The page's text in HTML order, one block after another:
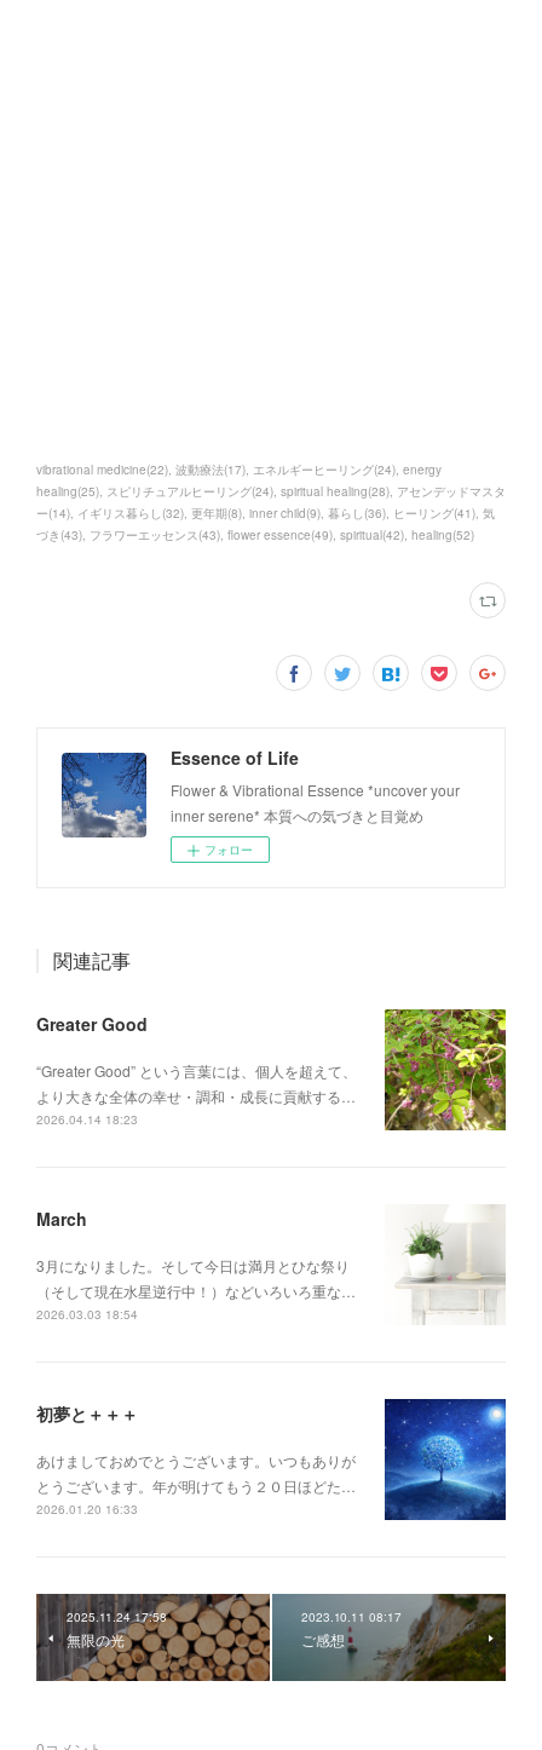
vibrational medicine(22) 波動療法(17) エネルギーヒーリング(24) energy
healing(25) スピリチュアルヒーリング(24) spiritual healing(28) アセンデッドマスタ
ー(14) イギリス暮らし (32) 更年期(8) inner child(9) 暮らし (36) ヒーリング(41) 気
づき (43) フラワーエッセンス(43) flower essence(49) spiritual(42) healing(52)
Essence of Life
Flower & Vibrational Essence *uncover your
inner serene* 本質への気づきと目覚め
フォロー
関連記事
Greater Good
“Greater Good” という言葉には、個人を超えて、
より大きな全体の幸せ・調和・成長に貢献する…
2026.04.14 18:23
March
3月になりました。そして今日は満月とひな祭り
（そして現在水星逆行中！）などいろいろ重な…
2026.03.03 18:54
初夢と＋＋＋
あけましておめでとうございます。いつもありが
とうございます。年が明けてもう２０日ほどた…
2026.01.20 16:33
2025.11.24 17:58
無限の光
2023.10.11 08:17
ご感想